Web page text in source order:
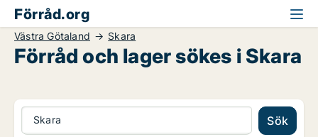
Förråd.org
Västra Götaland Skara
Förråd och lager sökes i Skara
Skara Sök